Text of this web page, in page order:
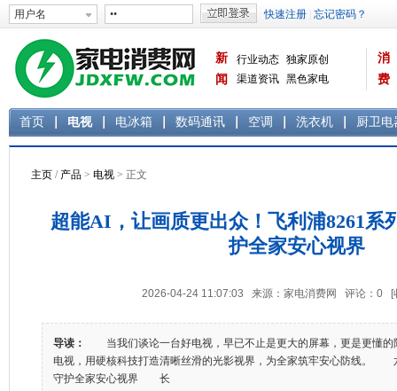
新
闻
行业动态 独家原创
渠道资讯 黑色家电
消
费
首页 电视 电冰箱 数码通讯 空调 洗衣机 厨卫电
主页 / 产品 > 电视 > 正文
超能AI，让画质更出众！飞利浦8261系
护全家安心视界
2026-04-24 11:07:03 来源：家电消费网 评论： 0 [
导读：
当我们谈论一台好电视，早已不止是更大的屏幕，更是更懂的
电视，用硬核科技打造清晰丝滑的光影视界，为全家筑牢安心防线
守护全家安心视界 长